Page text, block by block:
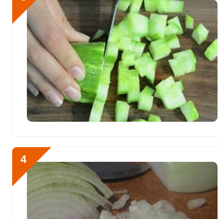
Железо 15.3 мг
Йод 94.4 мкг
Кобальт 46.5 мкг
Литий 0
Марганец 1.3 мкг
Медь 2538.1 мкг
Рубидий
Селен
Фтор 365.4 мкг
4